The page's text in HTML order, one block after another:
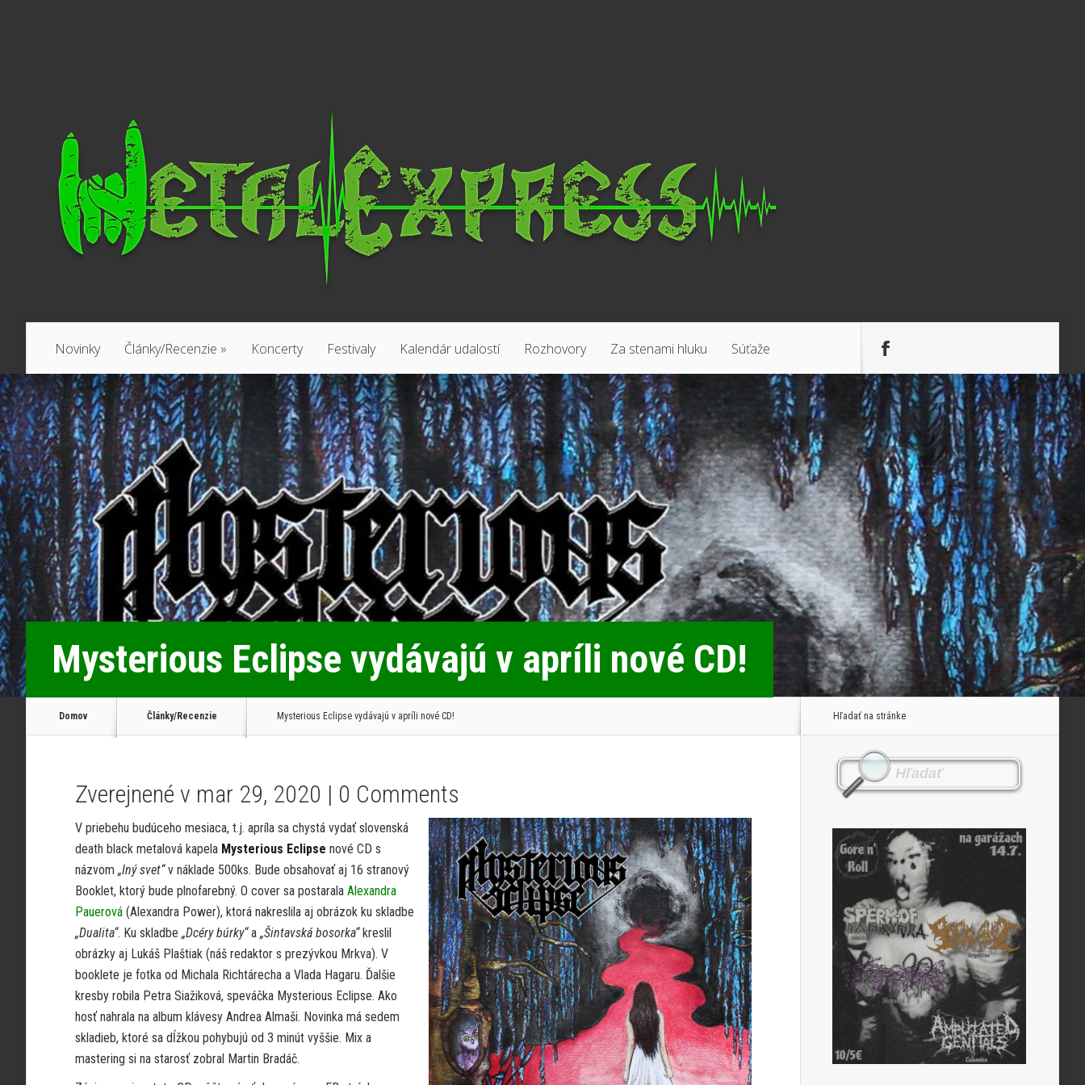
Novinky Články/Recenzie » Koncerty Festivaly Kalendár udalostí Rozhovory Za stenami hluku Súťaže
Mysterious Eclipse vydávajú v apríli nové CD!
Domov Články/Recenzie Mysterious Eclipse vydávajú v apríli nové CD!
Zverejnené v mar 29, 2020 | 0 Comments
V priebehu budúceho mesiaca, t.j. apríla sa chystá vydať slovenská
death black metalová kapela Mysterious Eclipse nové CD s
názvom „Iný svet“v náklade 500ks. Bude obsahovať aj 16 stranový
Booklet, ktorý bude plnofarebný. O cover sa postarala Alexandra
Pauerová (Alexandra Power), ktorá nakreslila aj obrázok ku skladbe
„Dualita“. Ku skladbe „Dcéry búrky“a „Šintavská bosorka“kreslil
obrázky aj Lukáš Plaštiak (náš redaktor s prezývkou Mrkva). V
booklete je fotka od Michala Richtárecha a Vlada Hagaru. Ďalšie
kresby robila Petra Siažiková, speváčka Mysterious Eclipse. Ako
hosť nahrala na album klávesy Andrea Almaši. Novinka má sedem
skladieb, ktoré sa dĺžkou pohybujú od 3 minút vyššie. Mix a
mastering si na starosť zobral Martin Bradáč.
Hľadať na stránke